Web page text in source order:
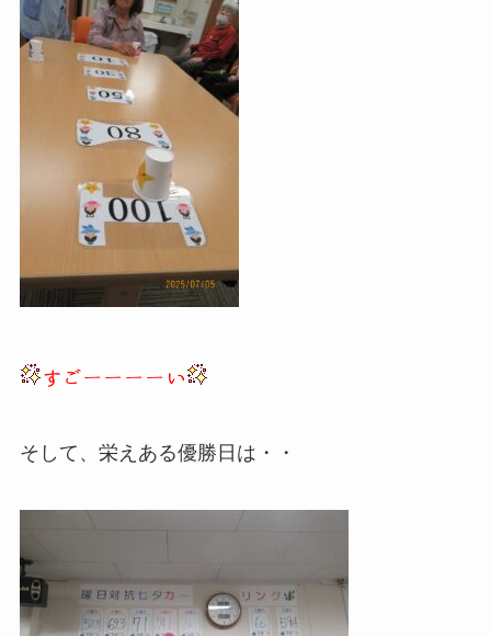
すごーーーーい
そして、栄えある優勝日は・・